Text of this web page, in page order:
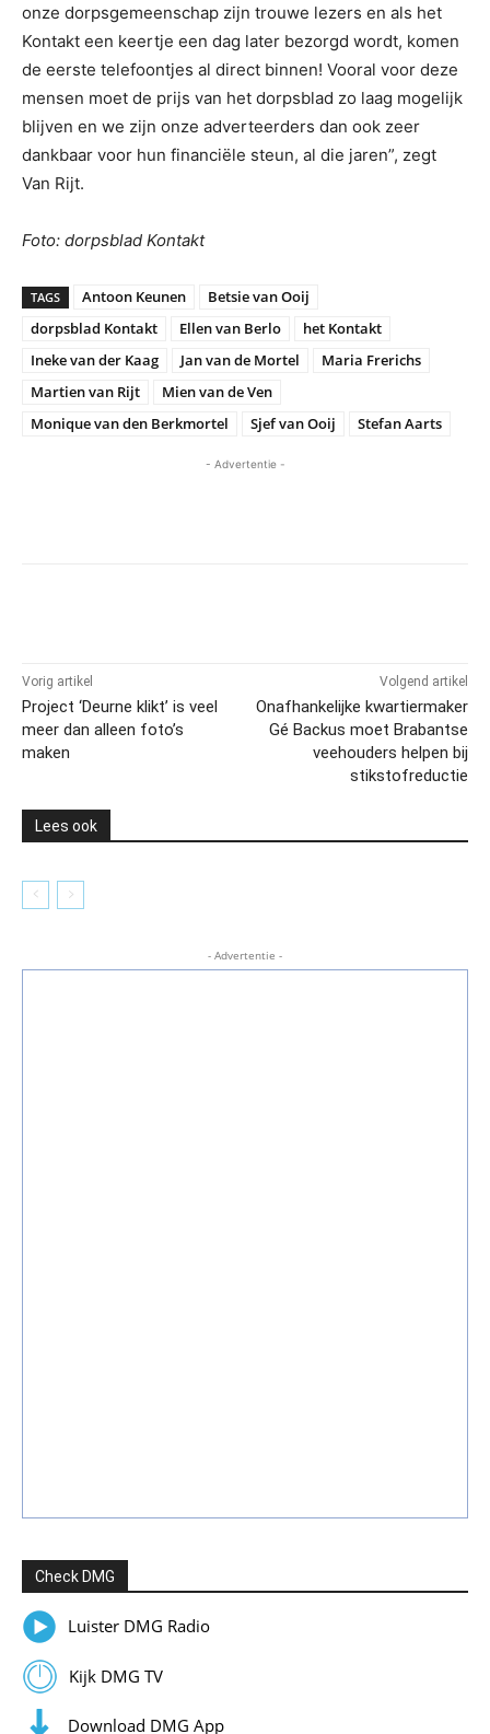
onze dorpsgemeenschap zijn trouwe lezers en als het
Kontakt een keertje een dag later bezorgd wordt, komen
de eerste telefoontjes al direct binnen! Vooral voor deze
mensen moet de prijs van het dorpsblad zo laag mogelijk
blijven en we zijn onze adverteerders dan ook zeer
dankbaar voor hun financiële steun, al die jaren”, zegt
Van Rijt.
Foto: dorpsblad Kontakt
TAGS Antoon Keunen
Betsie van Ooij
dorpsblad Kontakt
Ellen van Berlo
het Kontakt
Ineke van der Kaag
Jan van de Mortel
Maria Frerichs
Martien van Rijt
Mien van de Ven
Monique van den Berkmortel
Sjef van Ooij Stefan Aarts
- Advertentie -
Vorig artikel
Project ‘Deurne klikt’ is veel
meer dan alleen foto’s
maken
Volgend artikel
Onafhankelijke kwartiermaker
Gé Backus moet Brabantse
veehouders helpen bij
stikstofreductie
Lees ook
- Advertentie -
Check DMG
Luister DMG Radio
Kijk DMG TV
Download DMG App